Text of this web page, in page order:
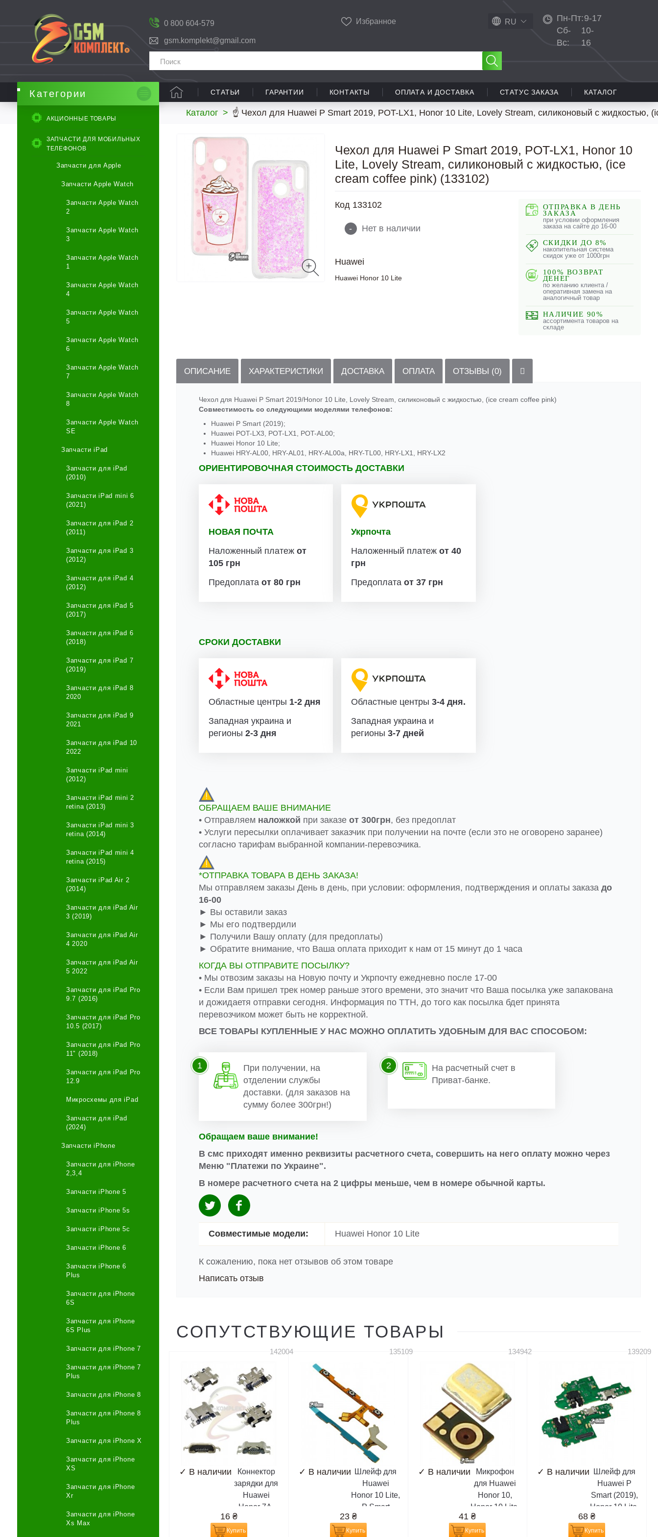
0 800 604-579
gsm.komplekt@gmail.com
Избранное RU Пн-Пт:9-17
Сб-
Вс:
10-
16
СТАТЬИ ГАРАНТИИ КОНТАКТЫ ОПЛАТА И ДОСТАВКА СТАТУС ЗАКАЗА КАТАЛОГ
Каталог > ☝ Чехол для Huawei P Smart 2019, POT-LX1, Honor 10 Lite, Lovely Stream, силиконовый с жидкостью,
Категории
АКЦИОННЫЕ ТОВАРЫ
ЗАПЧАСТИ ДЛЯ МОБИЛЬНЫХ
ТЕЛЕФОНОВ
Запчасти для Apple
Запчасти Apple Watch
Запчасти Apple Watch
2
Запчасти Apple Watch
3
Запчасти Apple Watch
1
Запчасти Apple Watch
4
Запчасти Apple Watch
5
Запчасти Apple Watch
6
Запчасти Apple Watch
7
Запчасти Apple Watch
8
Запчасти Apple Watch
SE
Запчасти iPad
Запчасти для iPad
(2010)
Запчасти iPad mini 6
(2021)
Запчасти для iPad 2
(2011)
Запчасти для iPad 3
(2012)
Запчасти для iPad 4
(2012)
Запчасти для iPad 5
(2017)
Запчасти для iPad 6
(2018)
Запчасти для iPad 7
(2019)
Запчасти для iPad 8
2020
Запчасти для iPad 9
2021
Запчасти для iPad 10
2022
Запчасти iPad mini
(2012)
Запчасти iPad mini 2
retina (2013)
Запчасти iPad mini 3
retina (2014)
Запчасти iPad mini 4
retina (2015)
Запчасти iPad Air 2
(2014)
Запчасти для iPad Air
3 (2019)
Запчасти для iPad Air
4 2020
Запчасти для iPad Air
5 2022
Запчасти для iPad Pro
9.7 (2016)
Запчасти для iPad Pro
10.5 (2017)
Запчасти для iPad Pro
11" (2018)
Запчасти для iPad Pro
12.9
Микросхемы для iPad
Запчасти для iPad
(2024)
Запчасти iPhone
Запчасти для iPhone
2,3,4
Запчасти iPhone 5
Запчасти iPhone 5s
Запчасти iPhone 5c
Запчасти iPhone 6
Запчасти iPhone 6
Plus
Запчасти для iPhone
6S
Запчасти для iPhone
6S Plus
Запчасти для iPhone 7
Запчасти для iPhone 7
Plus
Запчасти для iPhone 8
Запчасти для iPhone 8
Plus
Запчасти для iPhone X
Запчасти для iPhone
XS
Запчасти для iPhone
Xr
Запчасти для iPhone
Xs Max
Чехол для Huawei P Smart 2019, POT-LX1, Honor 10
Lite, Lovely Stream, силиконовый с жидкостью, (ice
cream coffee pink) (133102)
Код 133102
- Нет в наличии
Huawei
Huawei Honor 10 Lite
ОТПРАВКА В ДЕНЬ
ЗАКАЗА
при условии оформления
заказа на сайте до 16-00
СКИДКИ ДО 8%
накопительная система
скидок уже от 1000грн
100% ВОЗВРАТ
ДЕНЕГ
по желанию клиента /
оперативная замена на
аналогичный товар
НАЛИЧИЕ 90%
ассортимента товаров на
складе
ОПИСАНИЕ ХАРАКТЕРИСТИКИ ДОСТАВКА ОПЛАТА ОТЗЫВЫ (0)
Чехол для Huawei P Smart 2019/Honor 10 Lite, Lovely Stream, силиконовый с жидкостью, (ice cream coffee pink)
Совместимость со следующими моделями телефонов:
Huawei P Smart (2019);
Huawei POT-LX3, POT-LX1, POT-AL00;
Huawei Honor 10 Lite;
Huawei HRY-AL00, HRY-AL01, HRY-AL00a, HRY-TL00, HRY-LX1, HRY-LX2
ОРИЕНТИРОВОЧНАЯ СТОИМОСТЬ ДОСТАВКИ
НОВАЯ ПОЧТА
Наложенный платеж от
105 грн
Предоплата от 80 грн
Укрпочта
Наложенный платежот 40
грн
Предоплатаот 37 грн
СРОКИ ДОСТАВКИ
Областные центры 1-2 дня
Западная украина и
регионы 2-3 дня
Областные центры 3-4 дня.
Западная украина и
регионы 3-7 дней
ОБРАЩАЕМ ВАШЕ ВНИМАНИЕ
• Отправляем наложкой при заказе от 300грн, без предоплат
• Услуги пересылки оплачивает заказчик при получении на почте (если это не оговорено заранее)
согласно тарифам выбранной компании-перевозчика.
*ОТПРАВКА ТОВАРА В ДЕНЬ ЗАКАЗА!
Мы отправляем заказы День в день, при условии: оформления, подтверждения и оплаты заказа до
16-00
► Вы оставили заказ
► Мы его подтвердили
► Получили Вашу оплату (для предоплаты)
► Обратите внимание, что Ваша оплата приходит к нам от 15 минут до 1 часа
КОГДА ВЫ ОТПРАВИТЕ ПОСЫЛКУ?
• Мы отвозим заказы на Новую почту и Укрпочту ежедневно после 17-00
• Если Вам пришел трек номер раньше этого времени, это значит что Ваша посылка уже запакована
и дожидаетя отправки сегодня. Информация по ТТН, до того как посылка бдет принята
перевозчиком может быть не корректной.
ВСЕ ТОВАРЫ КУПЛЕННЫЕ У НАС МОЖНО ОПЛАТИТЬ УДОБНЫМ ДЛЯ ВАС СПОСОБОМ:
При получении, на
отделении службы
доставки. (для заказов на
сумму более 300грн!)
1
На расчетный счет в
Приват-банке.
2
Обращаем ваше внимание!
В смс приходят именно реквизиты расчетного счета, совершить на него оплату можно через
Меню "Платежи по Украине".
В номере расчетного счета на 2 цифры меньше, чем в номере обычной карты.
Совместимые модели: Huawei Honor 10 Lite
К сожалению, пока нет отзывов об этом товаре
Написать отзыв
СОПУТСТВУЮЩИЕ ТОВАРЫ
142004
✓ В наличии
Коннектор
зарядки для
Huawei
Honor 7A,
Honor 7X,
16 ₴
Купить
135109
✓ В наличии
Шлейф для
Huawei
Honor 10 Lite,
P Smart
(2019), POT-
LX1, кнопок
23 ₴
Купить
134942
✓ В наличии
Микрофон
для Huawei
Honor 10,
Honor 10 Lite,
Mate 20, Mate
20 lite, Mate
41₴
Купить
139209
✓ В наличии
Шлейф для
Huawei P
Smart (2019),
Honor 10 Lite,
микрофона,
68₴
Купить